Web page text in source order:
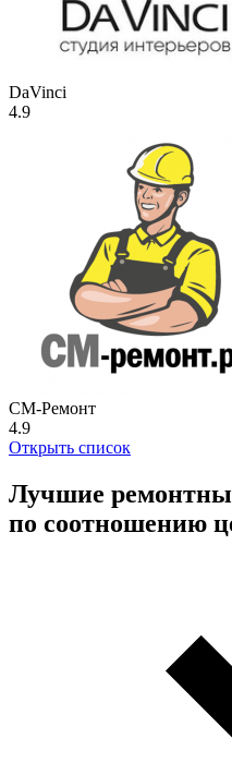
DaVinci
4.9
СМ-Ремонт
4.9
Открыть список
Лучшие
по соотношению